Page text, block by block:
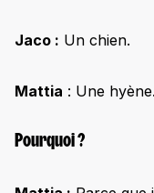
Jaco : Un chien.
Mattia : Une hyène.
Pourquoi ?